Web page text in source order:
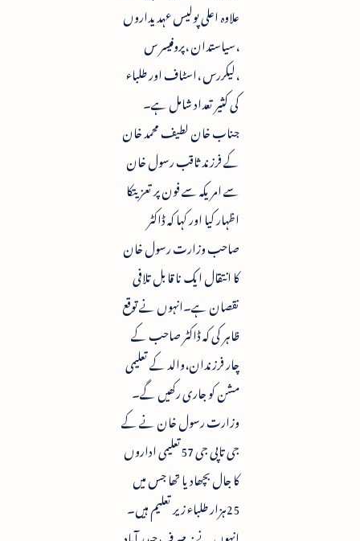
علاوہ اعلی پولیس عہدیداروں
،سیاستدان ،پروفیسر س
،لیکررس ،اسٹاف اور طلباء
کی کثیر تعداد شامل ہے۔
جناب خان لطیف محمد خان
کے فرزند ثاقب رسول خان
سے امریکہ سے فون پر تعزیتکا
اظہار کیا اور کہا کہ ڈاکٹر
صاحب وزارت رسول خان
کا انتقال ایک نا قابل تلافی
نقصان ہے۔انہوں نے توقع
ظاہر کی کہ ڈاکٹر صاحب کے
چار فرزندان،والد کے تعلیمی
مشن کو جاری رکھیں گے۔
وزارت رسول خان نے کے
جی تاپی جی 57تعلیمی اداروں
کا جال بچھادیا تھا جس میں
25ہزار طلباء زیر تعلیم ہیں۔